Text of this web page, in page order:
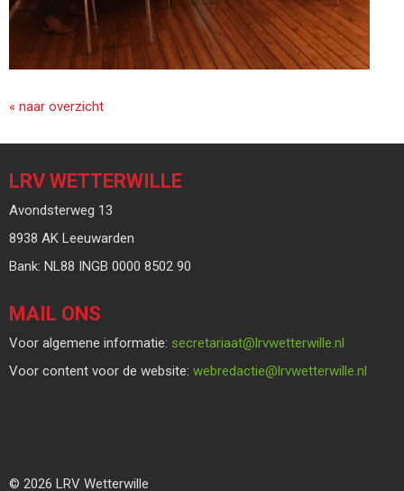
« naar overzicht
LRV WETTERWILLE
Avondsterweg 13
8938 AK Leeuwarden
Bank: NL88 INGB 0000 8502 90
MAIL ONS
Voor algemene informatie: taairaterces@lrvwetterwille.nl
Voor content voor de website: eitcaderbew@lrvwetterwille.nl
© 2026 LRV Wetterwille